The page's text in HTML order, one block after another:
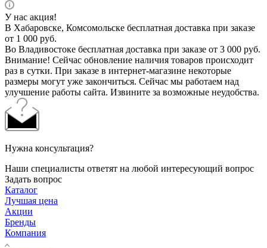
У нас акция!
В Хабаровске, Комсомольске бесплатная доставка при заказе
от 1 000 руб.
Во Владивостоке бесплатная доставка при заказе от 3 000 руб.
Внимание! Сейчас обновление наличия товаров происходит
раз в сутки. При заказе в интернет-магазине некоторые
размеры могут уже закончиться. Сейчас мы работаем над
улучшение работы сайта. Извините за возможные неудобства.
Нужна консультация?
Наши специалисты ответят на любой интересующий вопрос
Задать вопрос
Каталог
Лучшая цена
Акции
Бренды
Компания